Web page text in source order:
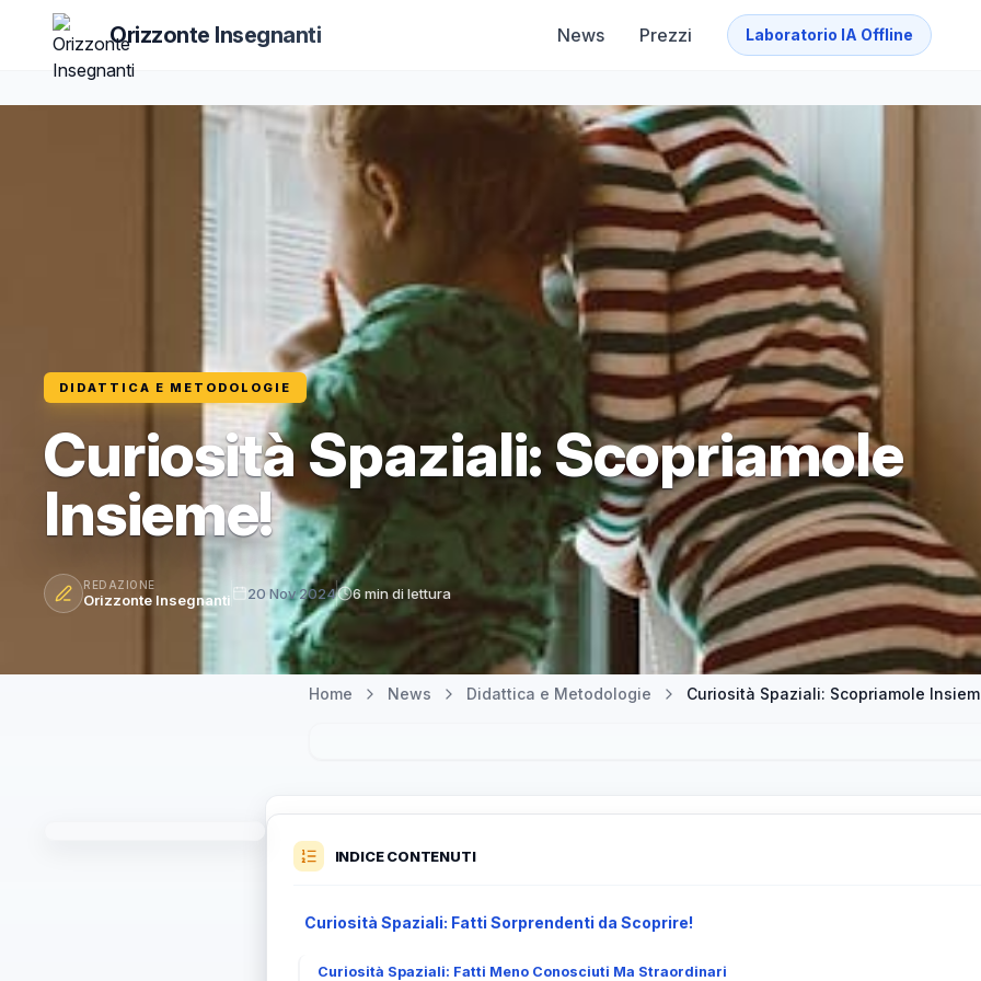
Orizzonte Insegnanti News Prezzi Laboratorio IA Offline
DIDATTICA E METODOLOGIE
Curiosità Spaziali: Scopriamole
Insieme!
REDAZIONE
Orizzonte Insegnanti 20 Nov 2024 6 min di lettura
Home News Didattica e Metodologie Curiosità Spaziali: Scopriamole
INDICE CONTENUTI
Curiosità Spaziali: Fatti Sorprendenti da Scoprire!
Curiosità Spaziali: Fatti Meno Conosciuti Ma Straordinari